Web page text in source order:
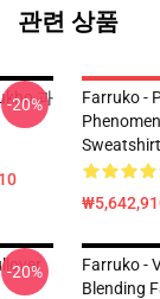
관련 상품
과
-20%
Farruko -
-20%
Farruko -
Blending